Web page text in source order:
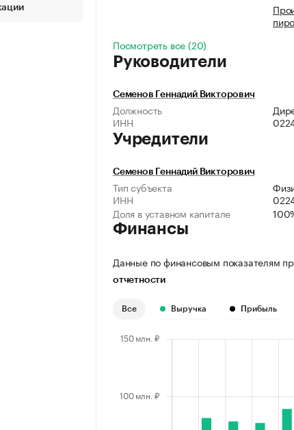
Посмотреть все (20)
Руководители
Семенов Геннадий Викторович
Должность
ИНН
Учредители
Семенов Геннадий Викторович
Тип субъекта
ИНН
Доля в уставном капитале
Финансы
Данные по финансовым показателям
отчетности
Все Выручка Прибыль